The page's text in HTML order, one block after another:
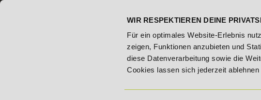
WIR RESPEKTIEREN DEINE
Für ein optimales Website-Erlebnis
zeigen, Funktionen anzubieten und
diese Datenverarbeitung sowie die
Cookies lassen sich jederzeit
20% Rabatt bis 03.09.2026 - Bildungsroute! 20% Rabatt bis